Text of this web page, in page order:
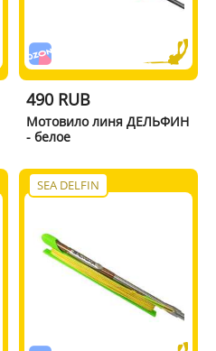
490 RUB
Мотовило линя ДЕЛЬФИН
- белое
SEA DELFIN